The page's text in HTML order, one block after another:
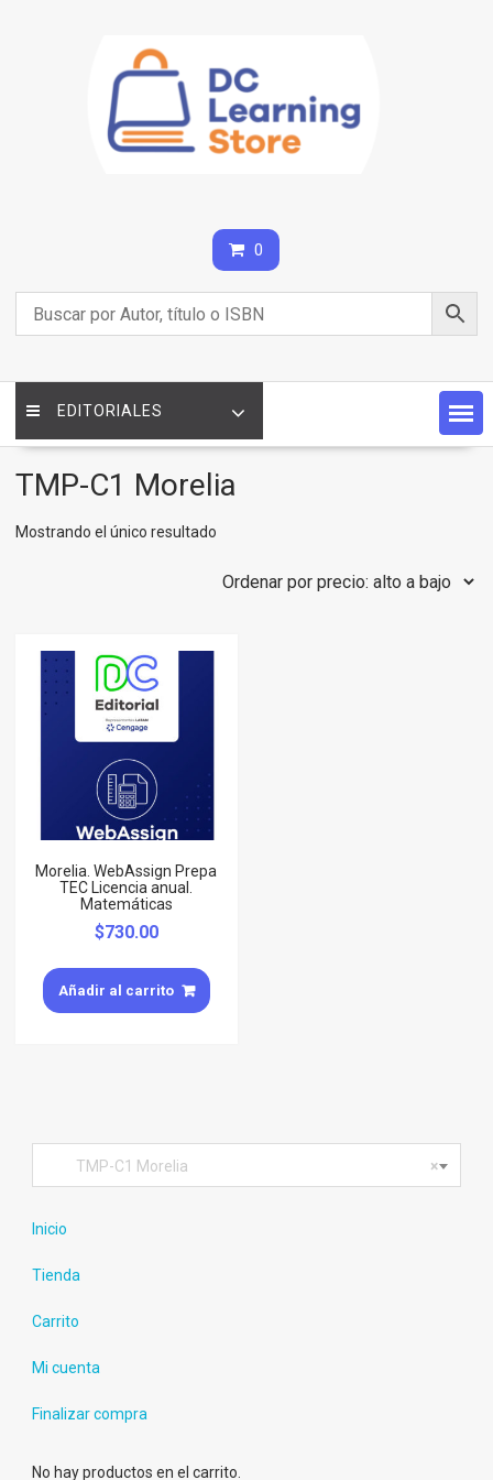
0
EDITORIALES
TMP-C1 Morelia
Mostrando el único resultado
Morelia. WebAssign Prepa
TEC Licencia anual.
Matemáticas
$730.00
Añadir al carrito
×
TMP-C1 Morelia
Inicio
Tienda
Carrito
Mi cuenta
Finalizar compra
No hay productos en el carrito.